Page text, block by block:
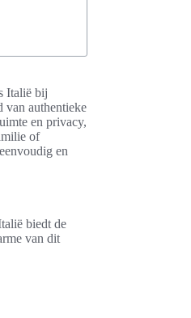
Italië bij
van authentieke
en privacy,
of
en
biedt de
van dit